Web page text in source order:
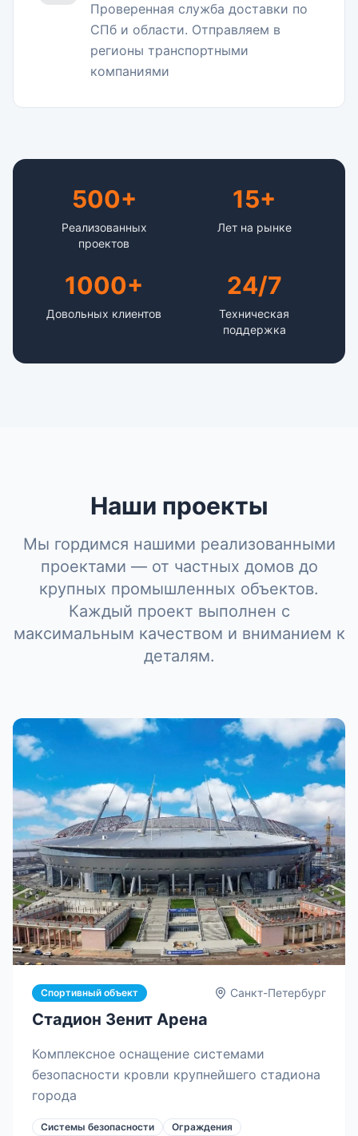
Проверенная служба доставки по
СПб и области. Отправляем в
регионы транспортными
компаниями
500+
Реализованных
проектов
15+
Лет на рынке
1000+
Довольных клиентов
24/7
Техническая
поддержка
Наши проекты
Мы гордимся нашими реализованными
проектами — от частных домов до
крупных промышленных объектов.
Каждый проект выполнен с
максимальным качеством и вниманием к
деталям.
Спортивный объект Санкт-Петербург
Стадион Зенит Арена
Комплексное оснащение системами
безопасности кровли крупнейшего стадиона
города
Системы безопасности Ограждения